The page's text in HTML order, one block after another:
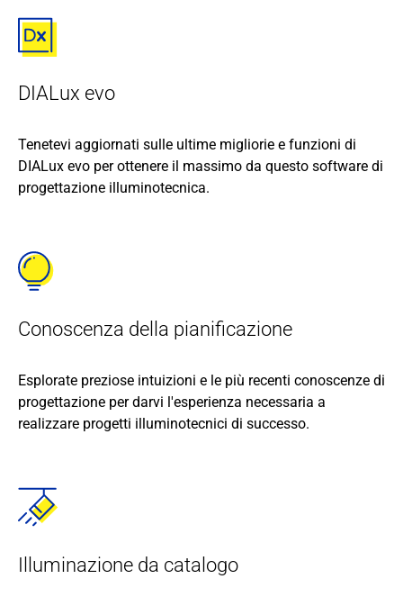
DIALux evo
Tenetevi aggiornati sulle ultime migliorie e funzioni di
DIALux evo per ottenere il massimo da questo software di
progettazione illuminotecnica.
Conoscenza della pianificazione
Esplorate preziose intuizioni e le più recenti conoscenze di
progettazione per darvi l'esperienza necessaria a
realizzare progetti illuminotecnici di successo.
Illuminazione da catalogo